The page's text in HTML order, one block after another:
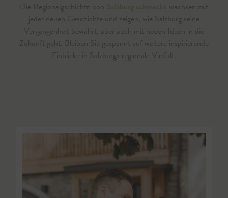
Die Regionalgschichtn von
wachsen mit
jeder neuen Geschichte und zeigen, wie Salzburg seine
Vergangenheit bewahrt, aber auch mit neuen Ideen in die
Zukunft geht. Bleiben Sie gespannt auf weitere inspirierende
Einblicke in Salzburgs regionale Vielfalt.